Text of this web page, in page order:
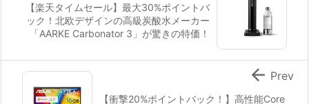
【楽天タイムセール】最大30%ポイントバ
ック！北欧デザインの高級炭酸水メーカー
「AARKE Carbonator 3」が驚きの特価！
【衝撃20%ポイントバック！】高性能Core
 Prev